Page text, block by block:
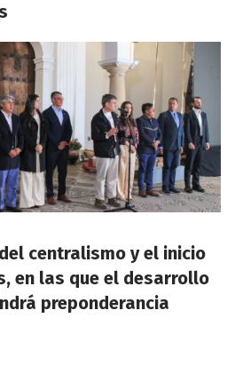
centralismo y el inicio
en las que el desarrollo
preponderancia